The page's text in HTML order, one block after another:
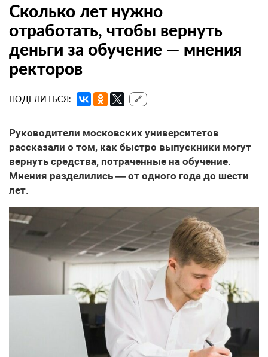
Сколько лет нужно
отработать, чтобы вернуть
деньги за обучение — мнения
ректоров
ПОДЕЛИТЬСЯ: 🔗
Руководители московских университетов
рассказали о том, как быстро выпускники могут
вернуть средства, потраченные на обучение.
Мнения разделились — от одного года до шести
лет.